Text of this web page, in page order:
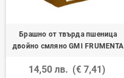
Брашно от твърда пшеница
двойно смляно GMI FRUMENTA
14,50 лв. (€ 7,41)